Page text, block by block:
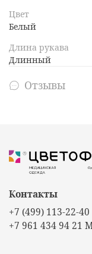
Цвет
Белый
Длина рукава
Длинный
Отзывы
Контакты
+7 (499) 113-22-40
+7 961 434 94 21